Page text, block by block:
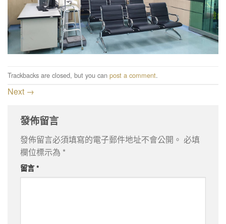
Trackbacks are closed, but you can post a comment.
Next →
發佈留言
發佈留言必須填寫的電子郵件地址不會公開。 必填
欄位標示為 *
留言*